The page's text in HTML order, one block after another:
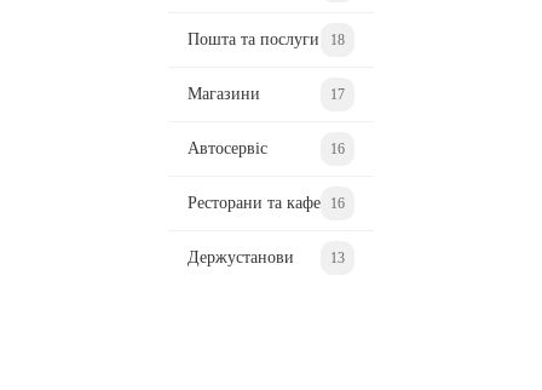
Пошта та послуги 18
Магазини 17
Автосервіс 16
Ресторани та кафе 16
Держустанови 13